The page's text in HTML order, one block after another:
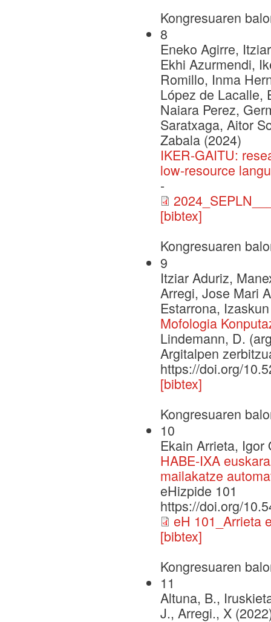
Kongresuaren
8
Eneko Agirre,
Ekhi Azurmendi,
Romillo, Inma
López de Lacalle,
Naiara Perez,
Saratxaga, Aitor
Zabala (2024)
IKER-GAITU:
low-resource
-
[bibtex]
Kongresuaren
9
Itziar Aduriz,
Arregi, Jose Mari
Estarrona,
Mofologia
Lindemann, D.
Argitalpen
https://doi.org/
[bibtex]
Kongresuaren
10
Ekain Arrieta,
HABE-IXA
mailakatze
eHizpide 101
https://doi.org/
eH 101_Arrieta
[bibtex]
Kongresuaren
11
Altuna, B.,
J., Arregi., X